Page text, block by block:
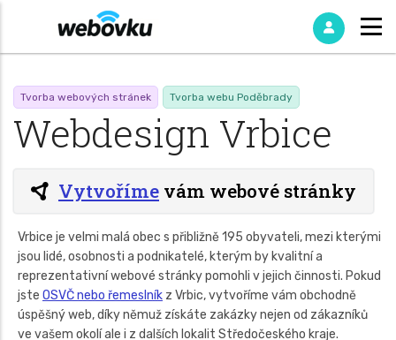
Tvorba webových stránek Tvorba webu Poděbrady
Webdesign Vrbice
Vytvoříme vám webové stránky
Vrbice je velmi malá obec s přibližně 195 obyvateli, mezi kterými
jsou lidé, osobnosti a podnikatelé, kterým by kvalitní a
reprezentativní webové stránky pomohli v jejich činnosti. Pokud
jste OSVČ nebo řemeslník z Vrbic, vytvoříme vám obchodně
úspěšný web, díky němuž získáte zakázky nejen od zákazníků
ve vašem okolí ale i z dalších lokalit Středočeského kraje.